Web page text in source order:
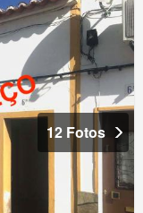
12 Fotos